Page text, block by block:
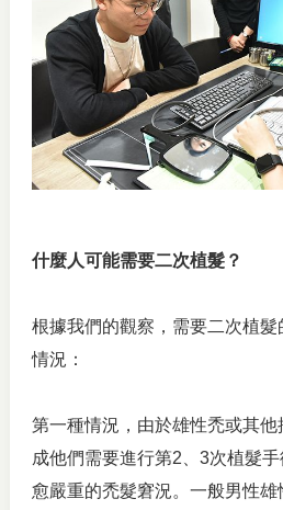
什麼人可能需要二次植髮？
根據我們的觀察，需要二次植
情況：
第一種情況，由於雄性禿或其
成他們需要進行第2、3次植髮
愈嚴重的禿髮窘況。一般男性